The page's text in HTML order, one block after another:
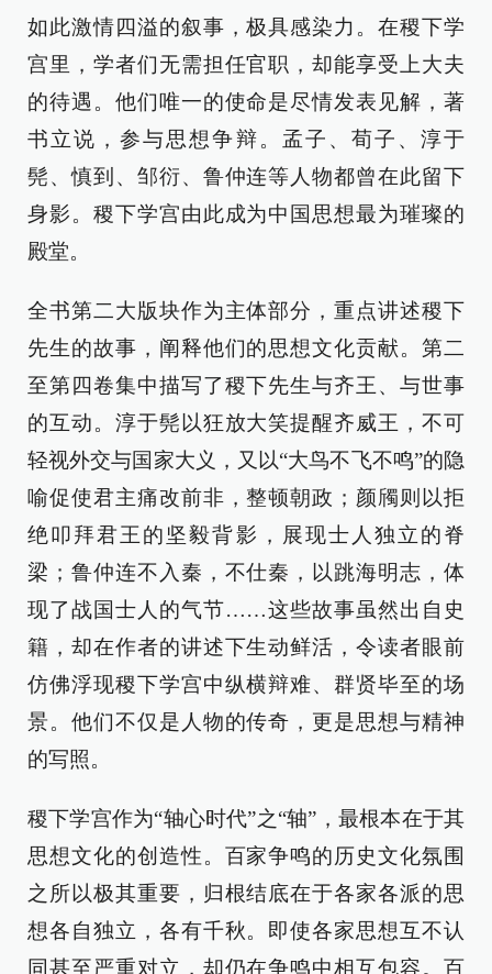
如此激情四溢的叙事，极具感染力。在稷下学
宫里，学者们无需担任官职，却能享受上大夫
的待遇。他们唯一的使命是尽情发表见解，著
书立说，参与思想争辩。孟子、荀子、淳于
髡、慎到、邹衍、鲁仲连等人物都曾在此留下
身影。稷下学宫由此成为中国思想最为璀璨的
殿堂。
全书第二大版块作为主体部分，重点讲述稷下
先生的故事，阐释他们的思想文化贡献。第二
至第四卷集中描写了稷下先生与齐王、与世事
的互动。淳于髡以狂放大笑提醒齐威王，不可
轻视外交与国家大义，又以“大鸟不飞不鸣”的隐
喻促使君主痛改前非，整顿朝政；颜斶则以拒
绝叩拜君王的坚毅背影，展现士人独立的脊
梁；鲁仲连不入秦，不仕秦，以跳海明志，体
现了战国士人的气节……这些故事虽然出自史
籍，却在作者的讲述下生动鲜活，令读者眼前
仿佛浮现稷下学宫中纵横辩难、群贤毕至的场
景。他们不仅是人物的传奇，更是思想与精神
的写照。
稷下学宫作为“轴心时代”之“轴”，最根本在于其
思想文化的创造性。百家争鸣的历史文化氛围
之所以极其重要，归根结底在于各家各派的思
想各自独立，各有千秋。即使各家思想互不认
同甚至严重对立，却仍在争鸣中相互包容。百